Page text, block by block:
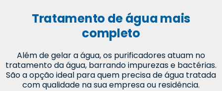
Tratamento de água mais
completo
Além de gelar a água, os purificadores atuam no
tratamento da água, barrando impurezas e bactérias.
São a opção ideal para quem precisa de água tratada
com qualidade na sua empresa ou residência.